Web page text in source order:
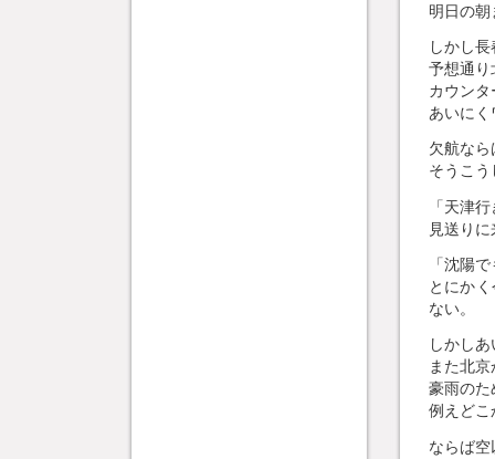
明日の
しかし
予想通り
カウン
あいに
欠航な
そうこ
「天津
見送り
「沈陽
とにか
ない。
しかし
また北
豪雨のた
例えどこ
ならば